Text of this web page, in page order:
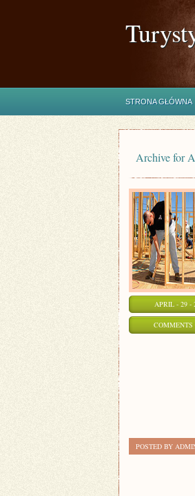
STRONA GŁÓWNA
Archive for
APRIL - 29 -
COMMENTS
POSTED BY